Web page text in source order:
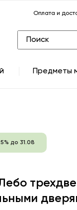
Оплата и
Предметы
до 31.08